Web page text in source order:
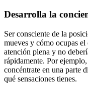
Desarrolla la
Ser consciente de la
mueves y cómo ocupas el
atención plena y no
rápidamente. Por
concéntrate en una parte
qué sensaciones tienes.